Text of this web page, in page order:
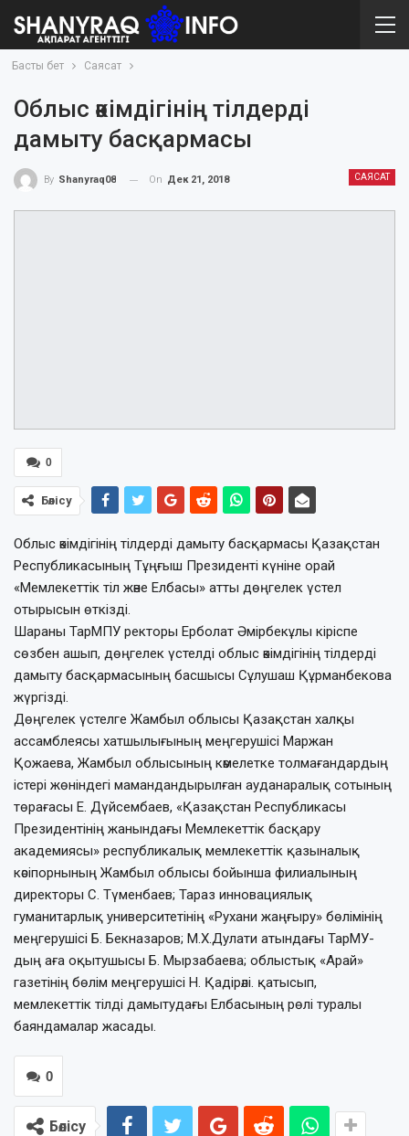
Басты бет Саясат
Облыс әкімдігінің тілдерді
дамыту басқармасы
САЯСАТ
By Shanyraq08 On Дек 21, 2018
0
Бөлісу
Облыс әкімдігінің тілдерді дамыту басқармасы Қазақстан
Республикасының Тұңғыш Президенті күніне орай
«Мемлекеттік тіл және Елбасы» атты дөңгелек үстел
отырысын өткізді.
Шараны ТарМПУ ректоры Ерболат Әмірбекұлы кіріспе
сөзбен ашып, дөңгелек үстелді облыс әкімдігінің тілдерді
дамыту басқармасының басшысы Сұлушаш Құрманбекова
жүргізді.
Дөңгелек үстелге Жамбыл облысы Қазақстан халқы
ассамблеясы хатшылығының меңгерушісі Маржан
Қожаева, Жамбыл облысының кәмелетке толмағандардың
істері жөніндегі мамандандырылған ауданаралық сотының
төрағасы Е. Дүйсембаев, «Қазақстан Республикасы
Президентінің жанындағы Мемлекеттік басқару
академиясы» республикалық мемлекеттік қазыналық
кәсіпорнының Жамбыл облысы бойынша филиалының
директоры С. Түменбаев; Тараз инновациялық
гуманитарлық университетінің «Рухани жаңғыру» бөлімінің
меңгерушісі Б. Бекназаров; М.Х.Дулати атындағы ТарМУ-
дың аға оқытушысы Б. Мырзабаева; облыстық «Арай»
газетінің бөлім меңгерушісі Н. Қадірәлі. қатысып,
мемлекеттік тілді дамытудағы Елбасының рөлі туралы
баяндамалар жасады.
0
Бөлісу